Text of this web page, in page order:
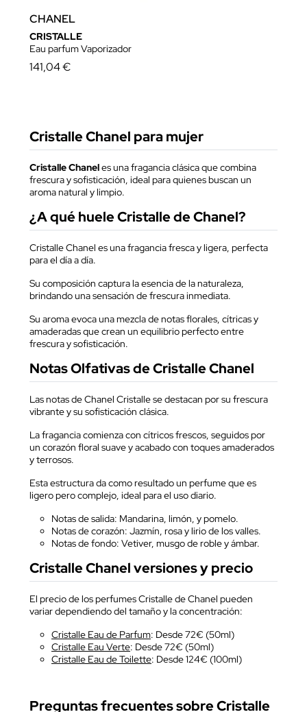
CHANEL
CRISTALLE
Eau parfum Vaporizador
141,04 €
Cristalle Chanel para mujer
Cristalle Chaneles una fragancia clásica que combina
frescura y sofisticación, ideal para quienes buscan un
aroma natural y limpio.
¿A qué huele Cristalle de Chanel?
Cristalle Chanel es una fragancia fresca y ligera, perfecta
para el día a día.
Su composición captura la esencia de la naturaleza,
brindando una sensación de frescura inmediata.
Su aroma evoca una mezcla de notas florales, cítricas y
amaderadas que crean un equilibrio perfecto entre
frescura y sofisticación.
Notas Olfativas de Cristalle Chanel
Las notas de Chanel Cristalle se destacan por su frescura
vibrante y su sofisticación clásica.
La fragancia comienza con cítricos frescos, seguidos por
un corazón floral suave y acabado con toques amaderados
y terrosos.
Esta estructura da como resultado un perfume que es
ligero pero complejo, ideal para el uso diario.
Notas de salida: Mandarina, limón, y pomelo.
Notas de corazón: Jazmín, rosa y lirio de los valles.
Notas de fondo: Vetiver, musgo de roble y ámbar.
Cristalle Chanel versiones y precio
El precio de los perfumes Cristalle de Chanel pueden
variar dependiendo del tamaño y la concentración:
Cristalle Eau de Parfum: Desde 72€ (50ml)
Cristalle Eau Verte: Desde 72€ (50ml)
Cristalle Eau de Toilette: Desde 124€ (100ml)
Preguntas frecuentes sobre Cristalle